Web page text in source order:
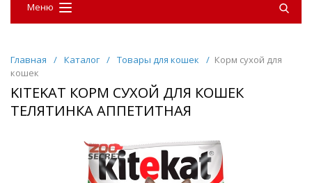
Меню
Главная / Каталог / Товары для кошек / Корм сухой для
кошек
KITEKAT КОРМ СУХОЙ ДЛЯ КОШЕК
ТЕЛЯТИНКА АППЕТИТНАЯ